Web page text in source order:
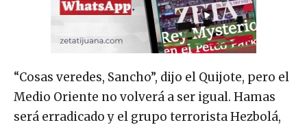
“Cosas veredes, Sancho”, dijo el Quijote, pero el
Medio Oriente no volverá a ser igual. Hamas
será erradicado y el grupo terrorista Hezbolá,